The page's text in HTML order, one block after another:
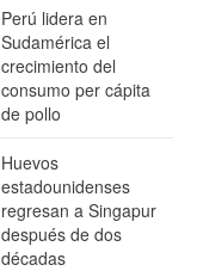
Perú lidera en
Sudamérica el
crecimiento del
consumo per cápita
de pollo
Huevos
estadounidenses
regresan a Singapur
después de dos
décadas